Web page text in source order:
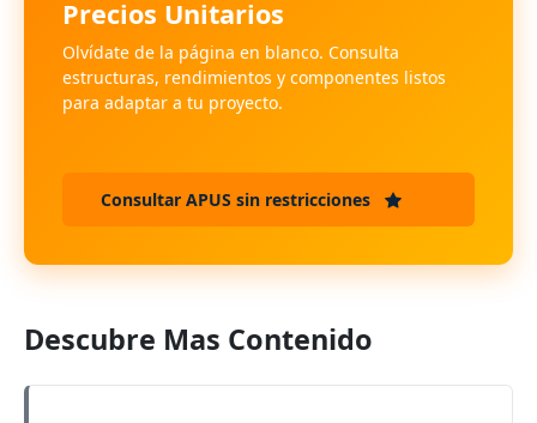
Precios Unitarios
Olvídate de la página en blanco. Consulta
estructuras, rendimientos y componentes listos
para adaptar a tu proyecto.
Consultar APUS sin restricciones
Descubre Mas Contenido